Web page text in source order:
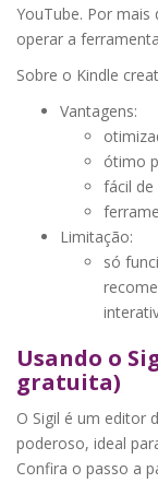
YouTube. Por mais
operar a
Sobre o Kindle
Vantagens:
ótimo
fácil de
Limitação:
só
Usando o
gratuita)
O Sigil é um editor
poderoso, ideal
Confira o passo a